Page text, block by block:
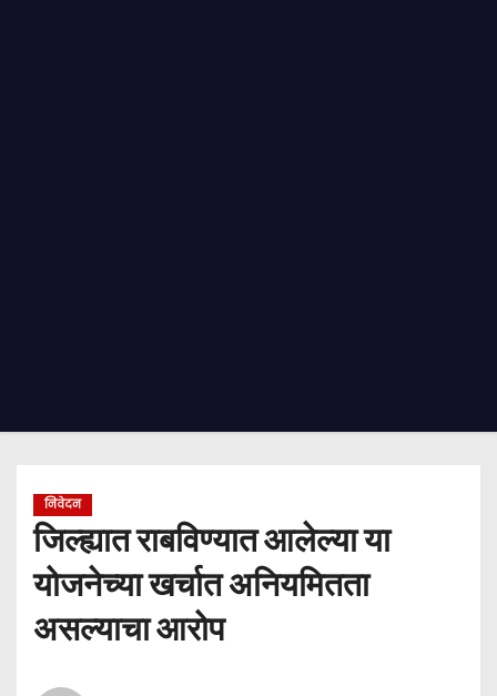
निवेदन
जिल्ह्यात राबविण्यात आलेल्या या
योजनेच्या खर्चात अनियमितता
असल्याचा आरोप